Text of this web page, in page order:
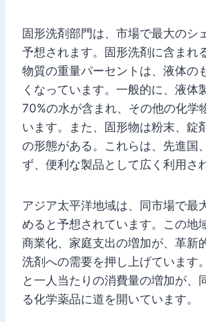
固形洗剤部門は、市場で最大のシ
予想されます。固形洗剤に含まれ
物質の重量パーセントは、液体の
くなっています。一般的に、液体
70%の水が含まれ、その他の化学
います。また、固形物は粉末、錠
の形態がある。これらは、先進国
ず、便利な製品として広く利用さ
アジア太平洋地域は、同市場で最
めると予想されています。この地
商業化、家庭支出の増加が、革新
洗剤への需要を押し上げています
と一人当たりの消費量の増加が、
る化学薬品に道を開いています。